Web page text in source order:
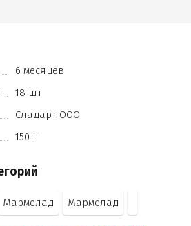
6 месяцев
18 шт
Сладарт ООО
150 г
Мармелад Мармелад